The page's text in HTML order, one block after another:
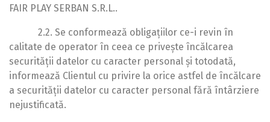
FAIR PLAY SERBAN S.R.L..
2.2. Se conformează obligațiilor ce-i revin în
calitate de operator în ceea ce privește încălcarea
securității datelor cu caracter personal și totodată,
informează Clientul cu privire la orice astfel de încălcare
a securității datelor cu caracter personal fără întârziere
nejustificată.